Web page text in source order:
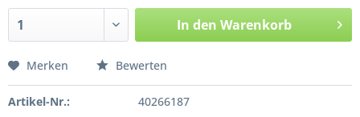
In den Warenkorb
Merken Bewerten
Artikel-Nr.: 40266187